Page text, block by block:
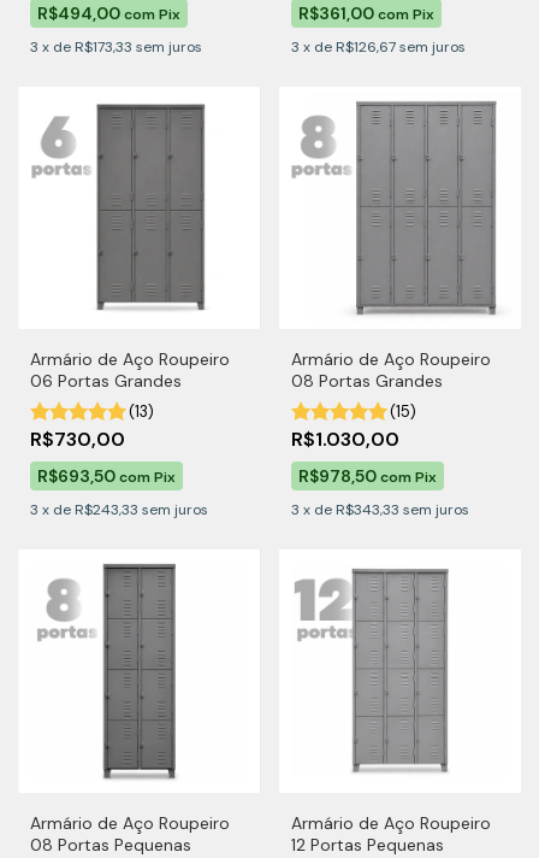
R$494,00comPix
3 x de R$173,33 sem juros
R$361,00com Pix
3 x de R$126,67 sem juros
Armário de Aço Roupeiro
06 Portas Grandes
(13)
R$730,00
R$693,50comPix
3 x de R$243,33 sem juros
Armário de Aço Roupeiro
08 Portas Grandes
(15)
R$1.030,00
R$978,50com Pix
3 x de R$343,33 sem juros
Armário de Aço Roupeiro
08 Portas Pequenas
Armário de Aço Roupeiro
12 Portas Pequenas